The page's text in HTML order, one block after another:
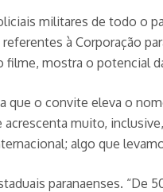
militares de todo o
à Corporação
mostra o potencial
o convite eleva o
muito,
algo que
paranaenses. “De